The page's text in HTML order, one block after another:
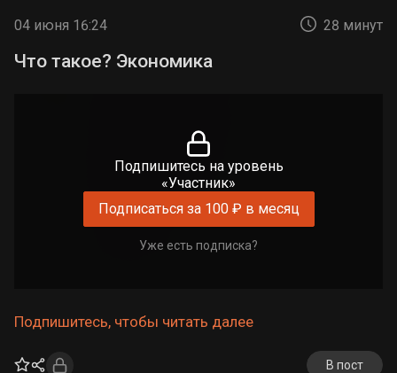
04 июня 16:24 28 минут
Что такое? Экономика
Подпишитесь на уровень
«Участник»
Подписаться за 100 ₽ в месяц
Уже есть подписка?
Подпишитесь, чтобы читать далее
В пост